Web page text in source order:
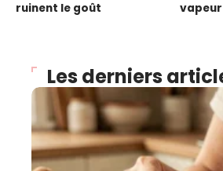
ruinent le goût
Les derniers